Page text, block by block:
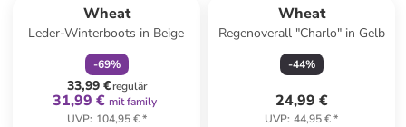
Wheat
Leder-Winterboots in Beige
-69%
33,99 €regulär
31,99 € mit family
UVP: 104,95 €*
Wheat
Regenoverall "Charlo" in Gelb
-44%
24,99 €
UVP: 44,95 €*